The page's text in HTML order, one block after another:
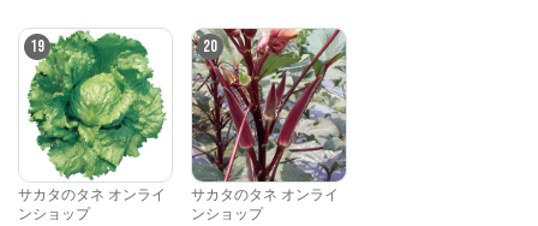
19
サカタのタネ オンライ
ンショップ
20
サカタのタネ オンライ
ンショップ